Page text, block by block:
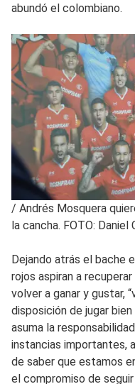
abundó el colombiano.
/ Andrés Mosquera
la cancha. FOTO:
Dejando atrás el bache
rojos aspiran a
volver a ganar y gustar,
disposición de jugar
asuma la
instancias importantes,
de saber que estamos
el compromiso de